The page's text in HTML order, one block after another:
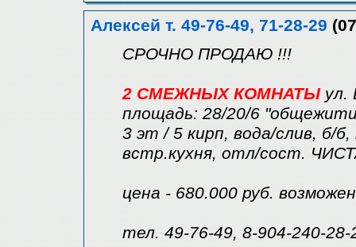
Алексей т. 49-76-49, 71-28-29
СРОЧНО ПРОДАЮ !!!
2 СМЕЖНЫХ КОМНАТЫул.
площадь: 28/20/6
3 эт / 5 кирп, вода/слив, б/
встр.кухня, отл/сост.
цена - 680.000 руб.
тел. 49-76-49, 8-904-240-28-